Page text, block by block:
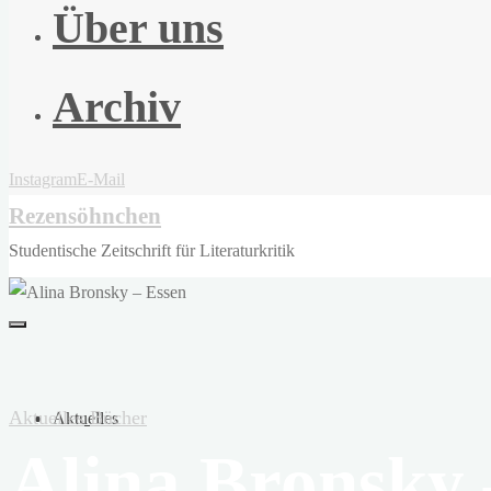
Über uns
Archiv
InstagramE-Mail
Rezensöhnchen
Studentische Zeitschrift für Literaturkritik
Aktuelles
Aktuelles Bücher